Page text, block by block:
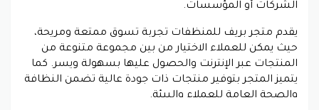
الشركات أو المؤسسات.
يقدم متجر بريف للمنظفات تجربة تسوق ممتعة ومريحة،
حيث يمكن للعملاء الاختيار من بين مجموعة متنوعة من
المنتجات عبر الإنترنت والحصول عليها بسهولة ويسر. كما
يتميز المتجر بتوفير منتجات ذات جودة عالية تضمن النظافة
والصحة العامة للعملاء والبيئة.